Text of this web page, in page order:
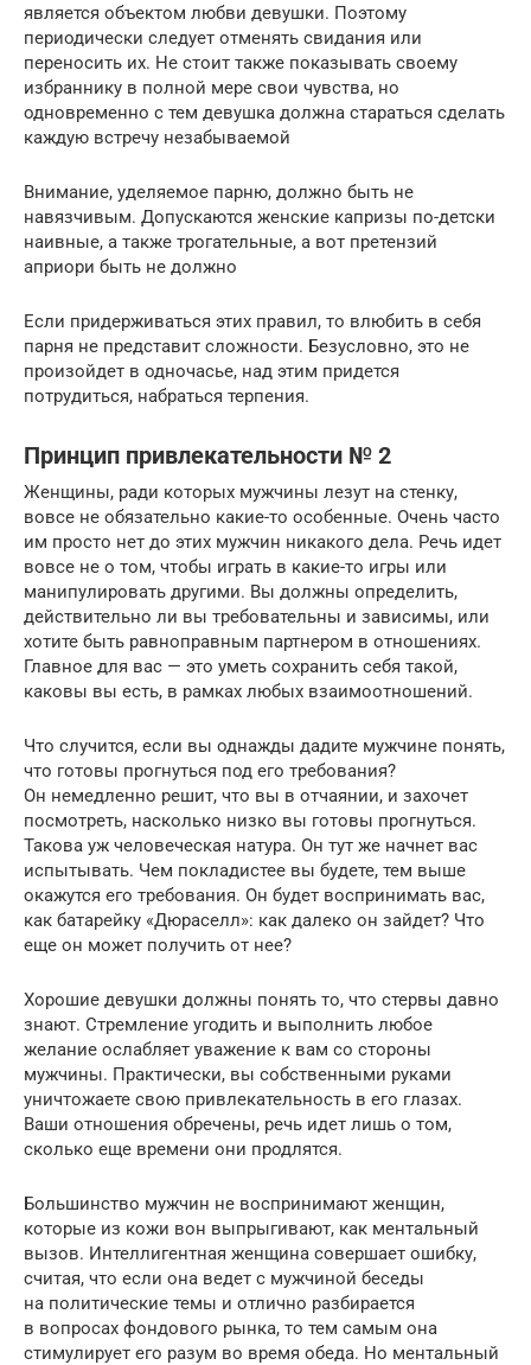
является объектом любви девушки. Поэтому
периодически следует отменять свидания или
переносить их. Не стоит также показывать своему
избраннику в полной мере свои чувства, но
одновременно с тем девушка должна стараться сделать
каждую встречу незабываемой
Внимание, уделяемое парню, должно быть не
навязчивым. Допускаются женские капризы по-детски
наивные, а также трогательные, а вот претензий
априори быть не должно
Если придерживаться этих правил, то влюбить в себя
парня не представит сложности. Безусловно, это не
произойдет в одночасье, над этим придется
потрудиться, набраться терпения.
Принцип привлекательности № 2
Женщины, ради которых мужчины лезут на стенку,
вовсе не обязательно какие-то особенные. Очень часто
им просто нет до этих мужчин никакого дела. Речь идет
вовсе не о том, чтобы играть в какие-то игры или
манипулировать другими. Вы должны определить,
действительно ли вы требовательны и зависимы, или
хотите быть равноправным партнером в отношениях.
Главное для вас — это уметь сохранить себя такой,
каковы вы есть, в рамках любых взаимоотношений.
Что случится, если вы однажды дадите мужчине понять,
что готовы прогнуться под его требования?
Он немедленно решит, что вы в отчаянии, и захочет
посмотреть, насколько низко вы готовы прогнуться.
Такова уж человеческая натура. Он тут же начнет вас
испытывать. Чем покладистее вы будете, тем выше
окажутся его требования. Он будет воспринимать вас,
как батарейку «Дюраселл»: как далеко он зайдет? Что
еще он может получить от нее?
Хорошие девушки должны понять то, что стервы давно
знают. Стремление угодить и выполнить любое
желание ослабляет уважение к вам со стороны
мужчины. Практически, вы собственными руками
уничтожаете свою привлекательность в его глазах.
Ваши отношения обречены, речь идет лишь о том,
сколько еще времени они продлятся.
Большинство мужчин не воспринимают женщин,
которые из кожи вон выпрыгивают, как ментальный
вызов. Интеллигентная женщина совершает ошибку,
считая, что если она ведет с мужчиной беседы
на политические темы и отлично разбирается
в вопросах фондового рынка, то тем самым она
стимулирует его разум во время обеда. Но ментальный